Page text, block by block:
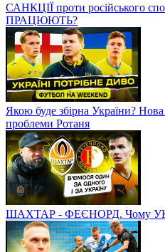
САНКЦІЇ проти російського
ПРАЦЮЮТЬ?
Якою буде збірна України?
проблеми Ротаня
ШАХТАР - ФЕЄНОРД. Чому